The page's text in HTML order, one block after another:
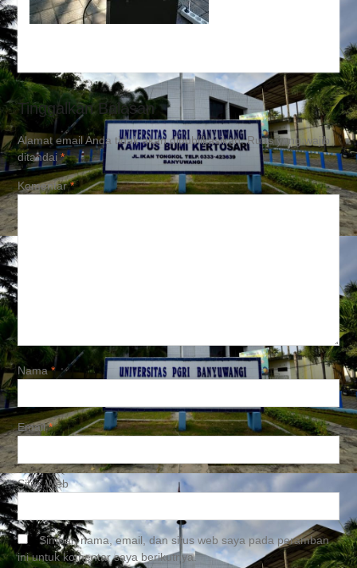
“Cyber Digital”
Tinggalkan Balasan
Alamat email Anda tidak akan dipublikasikan. Ruas yang wajib
ditandai*
Komentar*
Nama*
Email*
Situs Web
Simpan nama, email, dan situs web saya pada peramban
ini untuk komentar saya berikutnya.